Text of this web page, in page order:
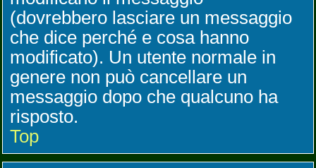
(dovrebbero lasciare un messaggio
che dice perché e cosa hanno
modificato). Un utente normale in
genere non può cancellare un
messaggio dopo che qualcuno ha
risposto.
Top